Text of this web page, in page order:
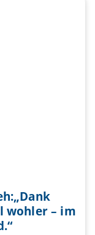
wohler – im